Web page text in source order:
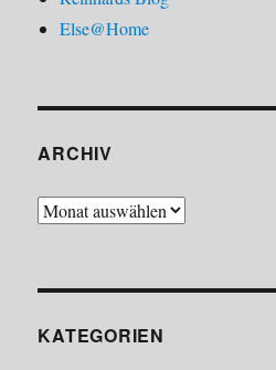
Else@Home
ARCHIV
Archiv
KATEGORIEN